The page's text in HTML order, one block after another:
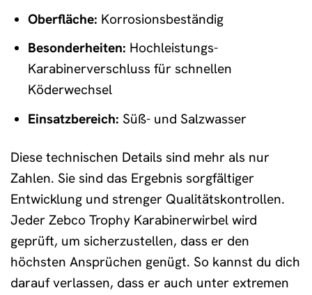
Oberfläche: Korrosionsbeständig
Besonderheiten: Hochleistungs-
Karabinerverschluss für schnellen
Köderwechsel
Einsatzbereich: Süß- und Salzwasser
Diese technischen Details sind mehr als nur
Zahlen. Sie sind das Ergebnis sorgfältiger
Entwicklung und strenger Qualitätskontrollen.
Jeder Zebco Trophy Karabinerwirbel wird
geprüft, um sicherzustellen, dass er den
höchsten Ansprüchen genügt. So kannst du dich
darauf verlassen, dass er auch unter extremen